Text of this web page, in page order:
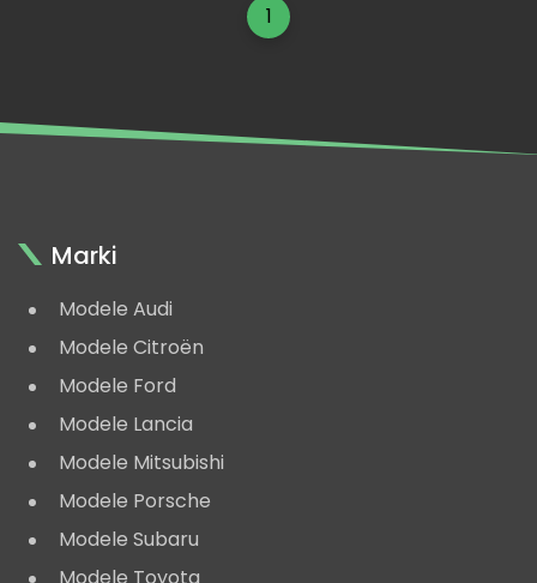
1
Marki
Modele Audi
Modele Citroën
Modele Ford
Modele Lancia
Modele Mitsubishi
Modele Porsche
Modele Subaru
Modele Toyota